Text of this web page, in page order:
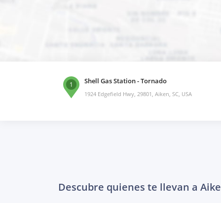
1 Shell Gas Station - Tornado
1924 Edgefield Hwy, 29801, Aiken, SC, USA
Descubre quienes te llevan a